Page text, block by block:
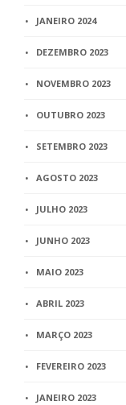
JANEIRO 2024
DEZEMBRO 2023
NOVEMBRO 2023
OUTUBRO 2023
SETEMBRO 2023
AGOSTO 2023
JULHO 2023
JUNHO 2023
MAIO 2023
ABRIL 2023
MARÇO 2023
FEVEREIRO 2023
JANEIRO 2023